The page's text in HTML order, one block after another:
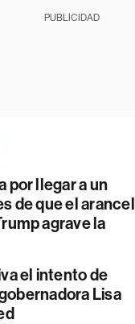
PUBLICIDAD
por llegar a un
de que el arancel
agrave la
el intento de
Lisa